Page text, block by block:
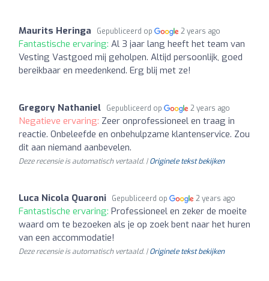
Maurits Heringa Gepubliceerd op 2 years ago
Fantastische ervaring: Al 3 jaar lang heeft het team van
Vesting Vastgoed mij geholpen. Altijd persoonlijk, goed
bereikbaar en meedenkend. Erg blij met ze!
Gregory Nathaniel Gepubliceerd op 2 years ago
Negatieve ervaring: Zeer onprofessioneel en traag in
reactie. Onbeleefde en onbehulpzame klantenservice. Zou
dit aan niemand aanbevelen.
Deze recensie is automatisch vertaald. |Originele tekst bekijken
Luca Nicola Quaroni Gepubliceerd op 2 years ago
Fantastische ervaring: Professioneel en zeker de moeite
waard om te bezoeken als je op zoek bent naar het huren
van een accommodatie!
Deze recensie is automatisch vertaald. |Originele tekst bekijken